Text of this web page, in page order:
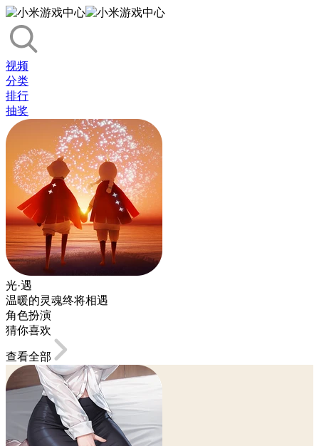
视频
分类
排行
抽奖
光·遇
温暖的灵魂终将相遇
角色扮演
猜你喜欢
查看全部